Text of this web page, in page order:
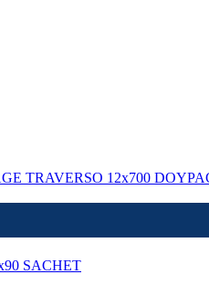
TRAVERSO 12x700
SACHET